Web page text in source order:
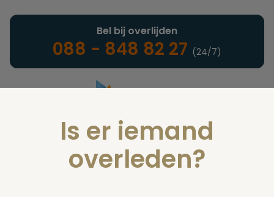
Landelijke uitvaartonderneming
Bel bij overlijden
088 - 848 82 27 (24/7)
Is er iemand
overleden?